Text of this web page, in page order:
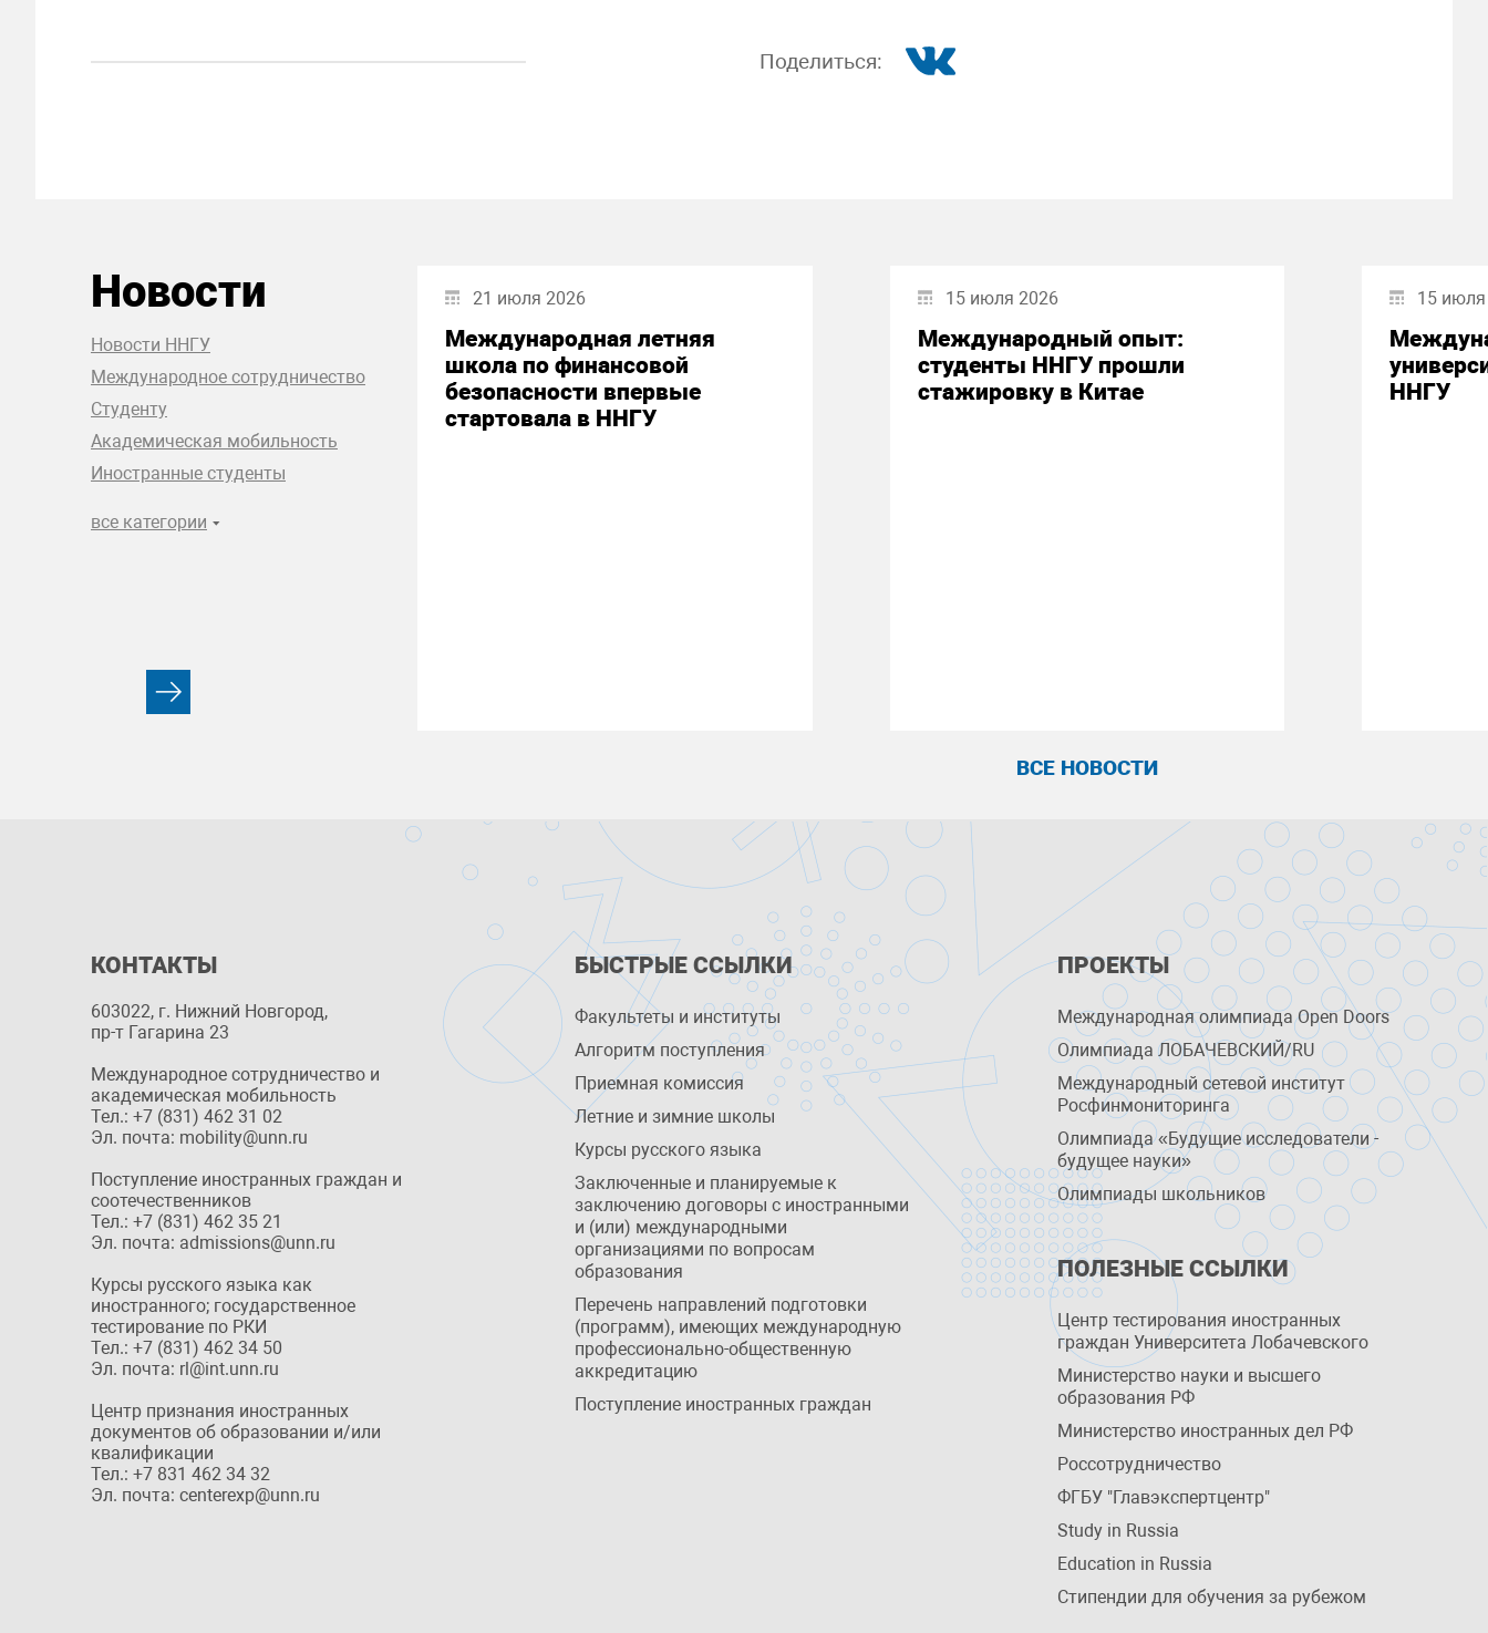
Поделиться:
Новости
Новости ННГУ
Международное сотрудничество
Студенту
Академическая мобильность
Иностранные студенты
все категории
21 июля 2026
Международная летняя
школа по финансовой
безопасности впервые
стартовала в ННГУ
15 июля 2026
Международный опыт:
студенты ННГУ прошли
стажировку в Китае
15
ННГУ
ВСЕ НОВОСТИ
КОНТАКТЫ
603022, г. Нижний Новгород,
пр-т Гагарина 23
Международное сотрудничество и
академическая мобильность
Тел.: +7 (831) 462 31 02
Эл. почта: mobility@unn.ru
Поступление иностранных граждан и
соотечественников
Тел.: +7 (831) 462 35 21
Эл. почта: admissions@unn.ru
Курсы русского языка как
иностранного; государственное
тестирование по РКИ
Тел.: +7 (831) 462 34 50
Эл. почта: rl@int.unn.ru
Центр признания иностранных
документов об образовании и/или
квалификации
Тел.: +7 831 462 34 32
Эл. почта: centerexp@unn.ru
БЫСТРЫЕ ССЫЛКИ
Факультеты и институты
Алгоритм поступления
Приемная комиссия
Летние и зимние школы
Курсы русского языка
Заключенные и планируемые к
заключению договоры с иностранными
и (или) международными
организациями по вопросам
образования
Перечень направлений подготовки
(программ), имеющих международную
профессионально-общественную
аккредитацию
Поступление иностранных граждан
ПРОЕКТЫ
Международная олимпиада Open Doors
Олимпиада ЛОБАЧЕВСКИЙ/RU
Международный сетевой институт
Росфинмониторинга
Олимпиада «Будущие исследователи -
будущее науки»
Олимпиады школьников
ПОЛЕЗНЫЕ ССЫЛКИ
Центр тестирования иностранных
граждан Университета Лобачевского
Министерство науки и высшего
образования РФ
Министерство иностранных дел РФ
Россотрудничество
ФГБУ "Главэкспертцентр"
Study in Russia
Education in Russia
Стипендии для обучения за рубежом